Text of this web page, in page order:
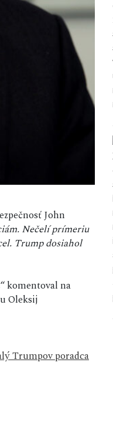
John
Nečelí prímeriu
Trump dosiahol
komentoval na
Oleksij
Trumpov poradca